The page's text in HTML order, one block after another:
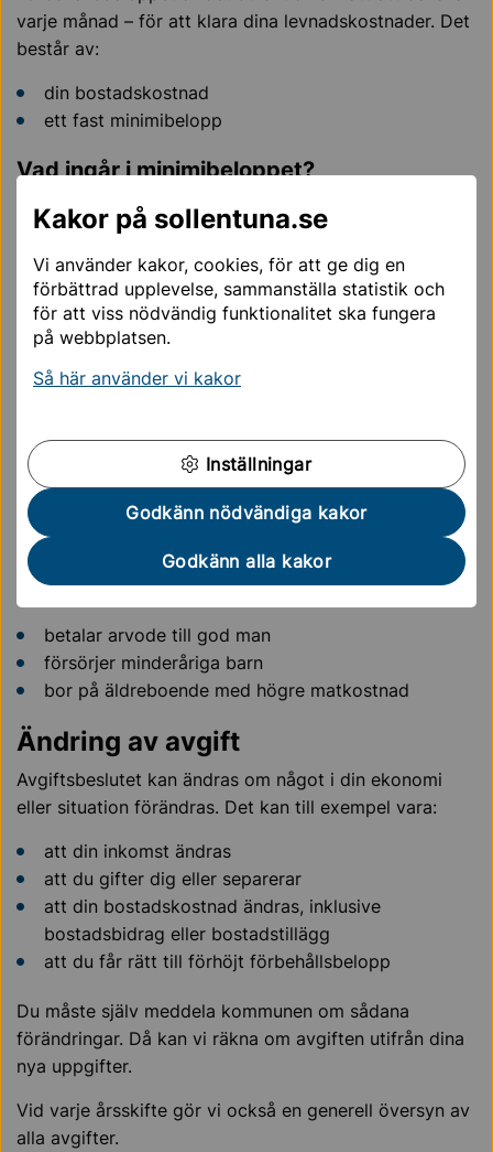
Kakor på sollentuna.se
Vi använder kakor, cookies, för att ge dig en
förbättrad upplevelse, sammanställa statistik och
för att viss nödvändig funktionalitet ska fungera
på webbplatsen.
Så här använder vi kakor
Inställningar
Godkänn nödvändiga kakor
Godkänn alla kakor
varje månad – för att klara dina levnadskostnader. Det
består av:
din bostadskostnad
ett fast minimibelopp
Vad ingår i minimibeloppet?
Det ska täcka vanliga utgifter som:
telefon, el och resor
hemförsäkring, fritid, läkemedel
möbler, hushållsartiklar, tandvård och sjukvård
Minimibelopp 2026
Ensamstående, yngre än 65 år 8 026 kr
Sammanboende, 65 år och äldre 5 953 kr/person
Sammanboende, yngre än 65 år 6 548 kr/person
Högre förbehållsbelopp?
Du kan få ett högre belopp om du till exempel:
betalar arvode till god man
försörjer minderåriga barn
bor på äldreboende med högre matkostnad
Ändring av avgift
Avgiftsbeslutet kan ändras om något i din ekonomi
eller situation förändras. Det kan till exempel vara:
att din inkomst ändras
att du gifter dig eller separerar
att din bostadskostnad ändras, inklusive
bostadsbidrag eller bostadstillägg
att du får rätt till förhöjt förbehållsbelopp
Du måste själv meddela kommunen om sådana
förändringar. Då kan vi räkna om avgiften utifrån dina
nya uppgifter.
Vid varje årsskifte gör vi också en generell översyn av
alla avgifter.